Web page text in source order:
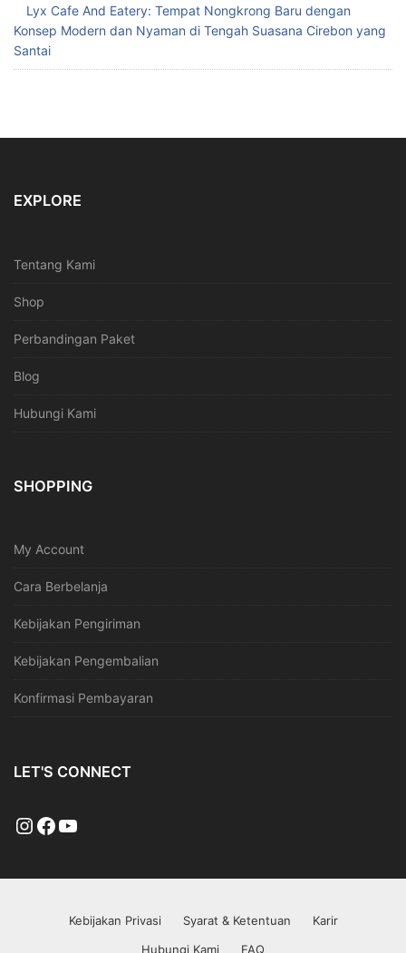
Lyx Cafe And Eatery: Tempat Nongkrong Baru dengan
Konsep Modern dan Nyaman di Tengah Suasana Cirebon yang
Santai
EXPLORE
Tentang Kami
Shop
Perbandingan Paket
Blog
Hubungi Kami
SHOPPING
My Account
Cara Berbelanja
Kebijakan Pengiriman
Kebijakan Pengembalian
Konfirmasi Pembayaran
LET'S CONNECT
Kebijakan Privasi Syarat & Ketentuan
Karir
Hubungi Kami
FAQ